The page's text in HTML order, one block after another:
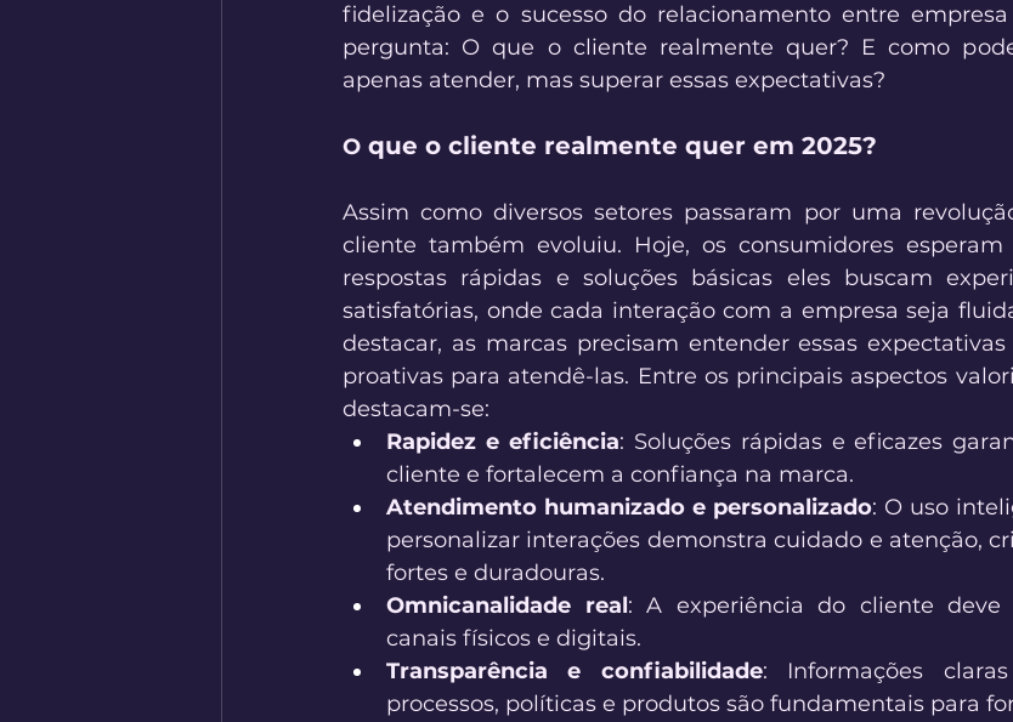
fidelização e o sucesso do relacionamento entre
pergunta: O que o cliente realmente quer? E como
apenas atender, mas superar essas expectativas?
O que o cliente realmente quer em 2025?
Assim como diversos setores passaram por uma
cliente também evoluiu. Hoje, os consumidores
respostas rápidas e soluções básicas eles buscam
satisfatórias, onde cada interação com a empresa seja
destacar, as marcas precisam entender essas
proativas para atendê-las. Entre os principais aspectos
destacam-se:
Rapidez e eficiência: Soluções rápidas e eficazes
cliente e fortalecem a confiança na marca.
Atendimento humanizado e personalizado: O uso
personalizar interações demonstra cuidado e atenção,
fortes e duradouras.
Omnicanalidade real: A experiência do cliente deve
canais físicos e digitais.
Transparência e confiabilidade: Informações
processos, políticas e produtos são fundamentais para